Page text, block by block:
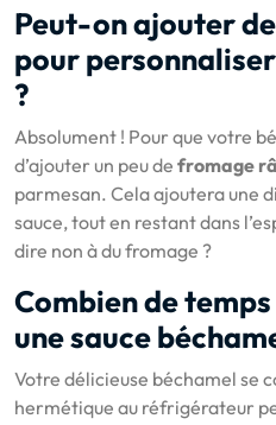
Peut-on ajouter
pour
?
Absolument ! Pour que votre
d’ajouter un peu de fromage
parmesan. Cela ajoutera une
sauce, tout en restant dans
dire non à du fromage ?
Combien de
une sauce
Votre délicieuse béchamel se
hermétique au réfrigérateur